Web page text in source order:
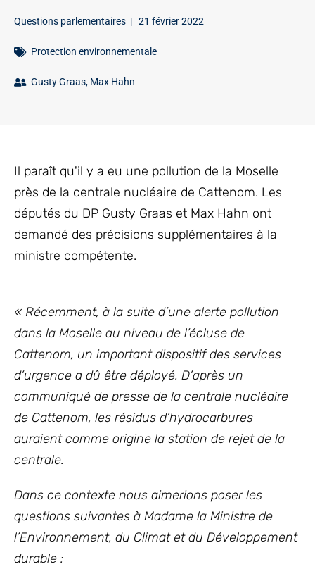
Questions parlementaires | 21 février 2022
Protection environnementale
Gusty Graas, Max Hahn
Il paraît qu'il y a eu une pollution de la Moselle
près de la centrale nucléaire de Cattenom. Les
députés du DP Gusty Graas et Max Hahn ont
demandé des précisions supplémentaires à la
ministre compétente.
« Récemment, à la suite d’une alerte pollution
dans la Moselle au niveau de l’écluse de
Cattenom, un important dispositif des services
d’urgence a dû être déployé. D’après un
communiqué de presse de la centrale nucléaire
de Cattenom, les résidus d’hydrocarbures
auraient comme origine la station de rejet de la
centrale.
Dans ce contexte nous aimerions poser les
questions suivantes à Madame la Ministre de
l’Environnement, du Climat et du Développement
durable :